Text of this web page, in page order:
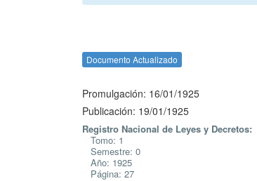
Documento Actualizado
Promulgación: 16/01/1925
Publicación: 19/01/1925
Registro Nacional de Leyes y Decretos:
Tomo: 1
Semestre: 0
Año: 1925
Página: 27